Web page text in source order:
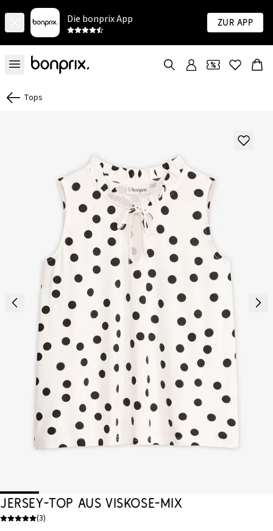
Die bonprix App Zur App
Tops
Jersey-Top aus Viskose-Mix
(3)